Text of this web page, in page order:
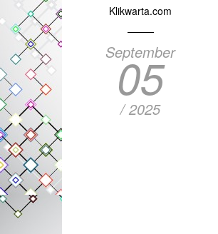
Klikwarta.com
September
05
/ 2025